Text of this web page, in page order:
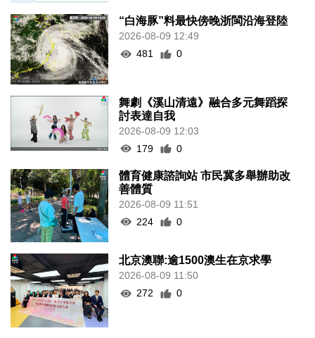
“白海豚”料最快傍晚浙閩沿海登陸
2026-08-09 12:49
481
0
舞劇《溪山清遠》融合多元舞蹈探
討表達自我
2026-08-09 12:03
179
0
體育健康諮詢站 市民冀多舉辦助改
善體質
2026-08-09 11:51
224
0
北京澳聯:逾1500澳生在京求學
2026-08-09 11:50
272
0